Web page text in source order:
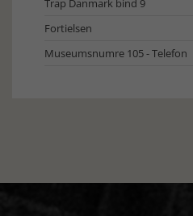
Trap Danmark bind 9
Fortielsen
Museumsnumre 105 - Telefon